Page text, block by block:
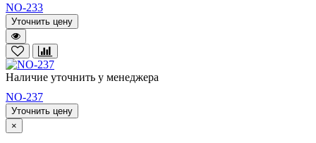
NO-233
Уточнить цену
Наличие уточнить у менеджера
NO-237
Уточнить цену
×